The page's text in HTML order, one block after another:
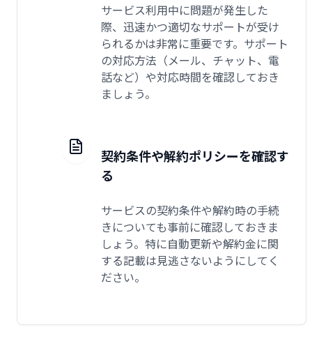
サービス利用中に問題が発生した
際、迅速かつ適切なサポートが受け
られるかは非常に重要です。サポート
の対応方法（メール、チャット、電
話など）や対応時間を確認しておき
ましょう。
契約条件や解約ポリシーを確認す
る
サービスの契約条件や解約時の手続
きについても事前に確認しておきま
しょう。特に自動更新や解約金に関
する記載は見逃さないようにしてく
ださい。